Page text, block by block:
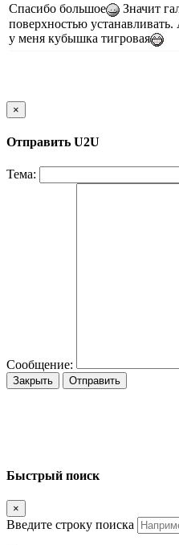
Спасибо большое
Значит
поверхностью
у меня кубышка тигровая
×
Отправить U2U
Тема:
Сообщение:
Закрыть Отправить
Быстрый поиск
×
Введите строку поиска